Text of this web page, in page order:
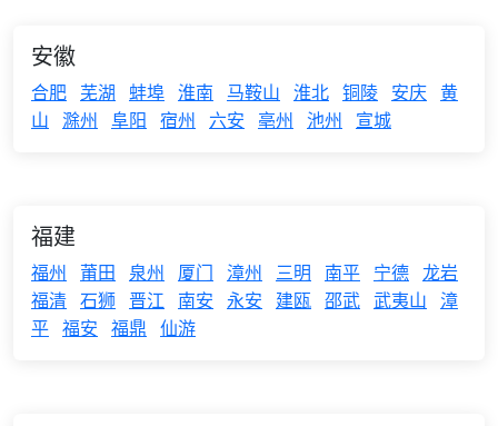
安徽
合肥 芜湖 蚌埠 淮南 马鞍山 淮北 铜陵 安庆 黄
山 滁州 阜阳 宿州 六安 亳州 池州 宣城
福建
福州 莆田 泉州 厦门 漳州 三明 南平 宁德 龙岩
福清 石狮 晋江 南安 永安 建瓯 邵武 武夷山
漳
平 福安 福鼎 仙游